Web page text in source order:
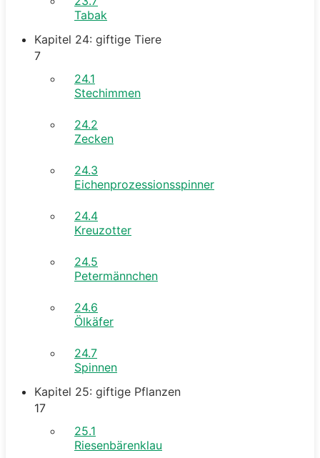
Tabak
Kapitel 24: giftige Tiere
7
24.1
Stechimmen
24.2
Zecken
24.3
Eichenprozessionsspinner
24.4
Kreuzotter
24.5
Petermännchen
24.6
Ölkäfer
24.7
Spinnen
Kapitel 25: giftige Pflanzen
17
25.1
Riesenbärenklau